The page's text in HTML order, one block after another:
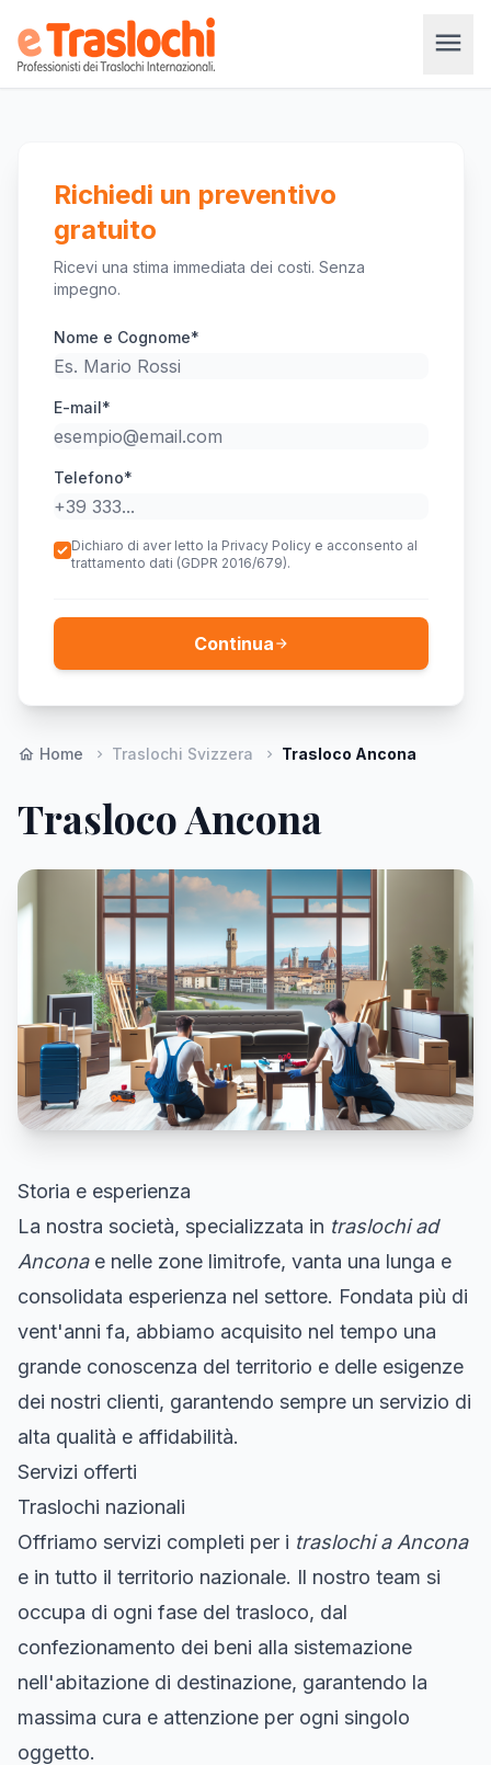
menu
Richiedi un preventivo
gratuito
Ricevi una stima immediata dei costi. Senza
impegno.
Nome e Cognome*
E-mail*
Telefono*
Dichiaro di aver letto la Privacy Policy e acconsento al
trattamento dati (GDPR 2016/679).
Continua arrow_forward
home Home chevron_right Traslochi Svizzera chevron_right Trasloco Ancona
Trasloco Ancona
Storia e esperienza
La nostra società, specializzata in traslochi ad
Anconae nelle zone limitrofe, vanta una lunga e
consolidata esperienza nel settore. Fondata più di
vent'anni fa, abbiamo acquisito nel tempo una
grande conoscenza del territorio e delle esigenze
dei nostri clienti, garantendo sempre un servizio di
alta qualità e affidabilità.
Servizi offerti
Traslochi nazionali
Offriamo servizi completi per i traslochi a Ancona
e in tutto il territorio nazionale. Il nostro team si
occupa di ogni fase del trasloco, dal
confezionamento dei beni alla sistemazione
nell'abitazione di destinazione, garantendo la
massima cura e attenzione per ogni singolo
oggetto.